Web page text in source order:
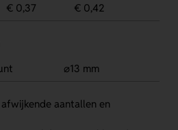
€ 0,37 € 0,42
⌀13 mm
aantallen en